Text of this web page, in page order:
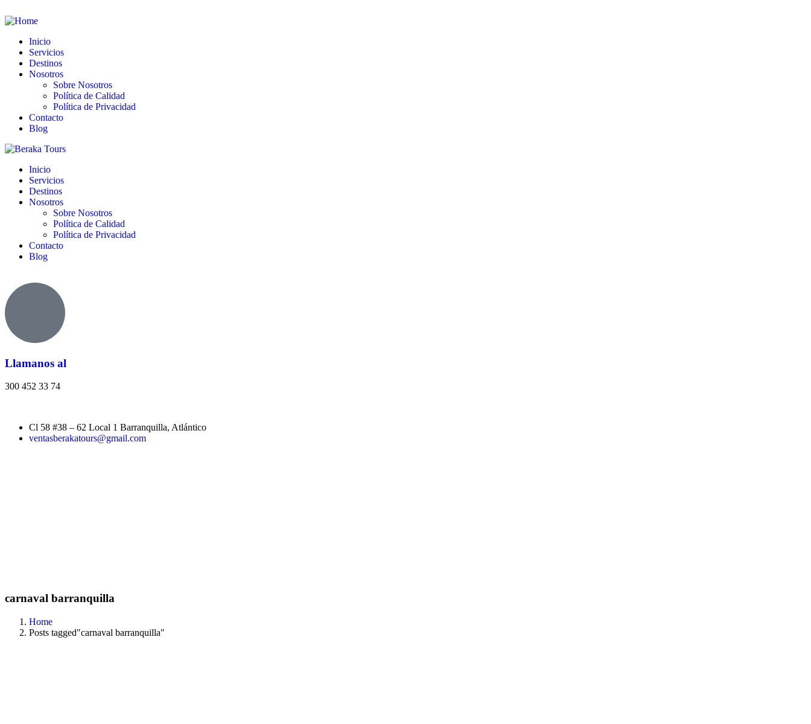
Inicio
Servicios
Destinos
Nosotros
Sobre Nosotros
Política de Calidad
Política de Privacidad
Contacto
Blog
Inicio
Servicios
Destinos
Nosotros
Sobre Nosotros
Política de Calidad
Política de Privacidad
Contacto
Blog
Llamanos al
300 452 33 74
Cl 58 #38 – 62 Local 1 Barranquilla, Atlántico
ventasberakatours@gmail.com
carnaval barranquilla
Home
Posts tagged"carnaval barranquilla"